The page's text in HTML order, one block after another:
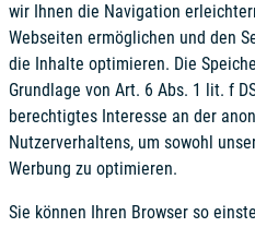
wir Ihnen die Navigation
Webseiten ermöglichen und den
die Inhalte optimieren. Die
Grundlage von Art. 6 Abs. 1 lit. f
berechtigtes Interesse an der
Nutzerverhaltens, um sowohl
Werbung zu optimieren.
Sie können Ihren Browser so